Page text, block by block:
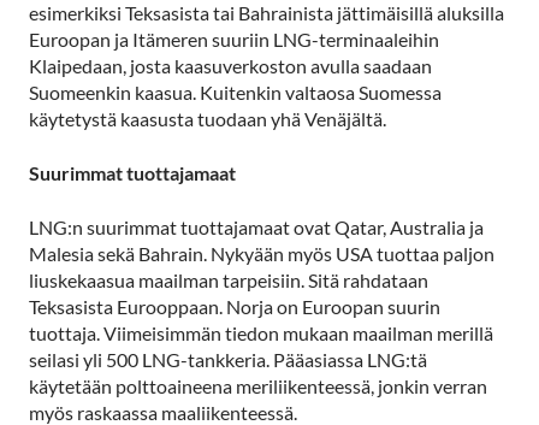
esimerkiksi Teksasista tai Bahrainista jättimäisillä aluksilla
Euroopan ja Itämeren suuriin LNG-terminaaleihin
Klaipedaan, josta kaasuverkoston avulla saadaan
Suomeenkin kaasua. Kuitenkin valtaosa Suomessa
käytetystä kaasusta tuodaan yhä Venäjältä.
Suurimmat tuottajamaat
LNG:n suurimmat tuottajamaat ovat Qatar, Australia ja
Malesia sekä Bahrain. Nykyään myös USA tuottaa paljon
liuskekaasua maailman tarpeisiin. Sitä rahdataan
Teksasista Eurooppaan. Norja on Euroopan suurin
tuottaja. Viimeisimmän tiedon mukaan maailman merillä
seilasi yli 500 LNG-tankkeria. Pääasiassa LNG:tä
käytetään polttoaineena meriliikenteessä, jonkin verran
myös raskaassa maaliikenteessä.